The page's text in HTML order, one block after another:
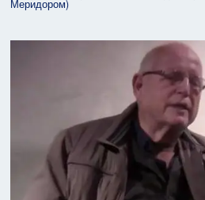
Меридором)